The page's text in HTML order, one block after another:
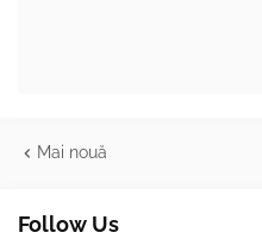
Mai nouă
Follow Us